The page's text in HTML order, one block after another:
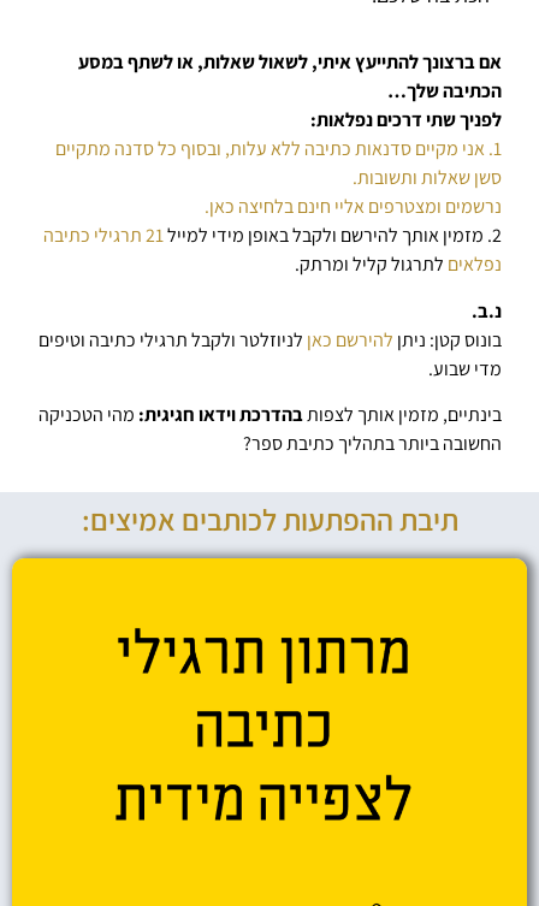
אם ברצונך להתייעץ איתי, לשאול שאלות, או לשתף במסע
הכתיבה שלך…
לפניך שתי דרכים נפלאות:
1. אני מקיים סדנאות כתיבה ללא עלות, ובסוף כל סדנה מתקיים
סשן שאלות ותשובות.
נרשמים ומצטרפים אליי חינם בלחיצה כאן.
2. מזמין אותך להירשם ולקבל באופן מידי למייל
21 תרגילי כתיבה
נפלאים לתרגול קליל ומרתק.
נ.ב.
בונוס קטן: ניתן להירשם כאן לניוזלטר ולקבל תרגילי כתיבה וטיפים
מדי שבוע.
בינתיים, מזמין אותך לצפותבהדרכת וידאו חגיגית: מהי הטכניקה
החשובה ביותר בתהליך כתיבת ספר?
תיבת ההפתעות לכותבים אמיצים: